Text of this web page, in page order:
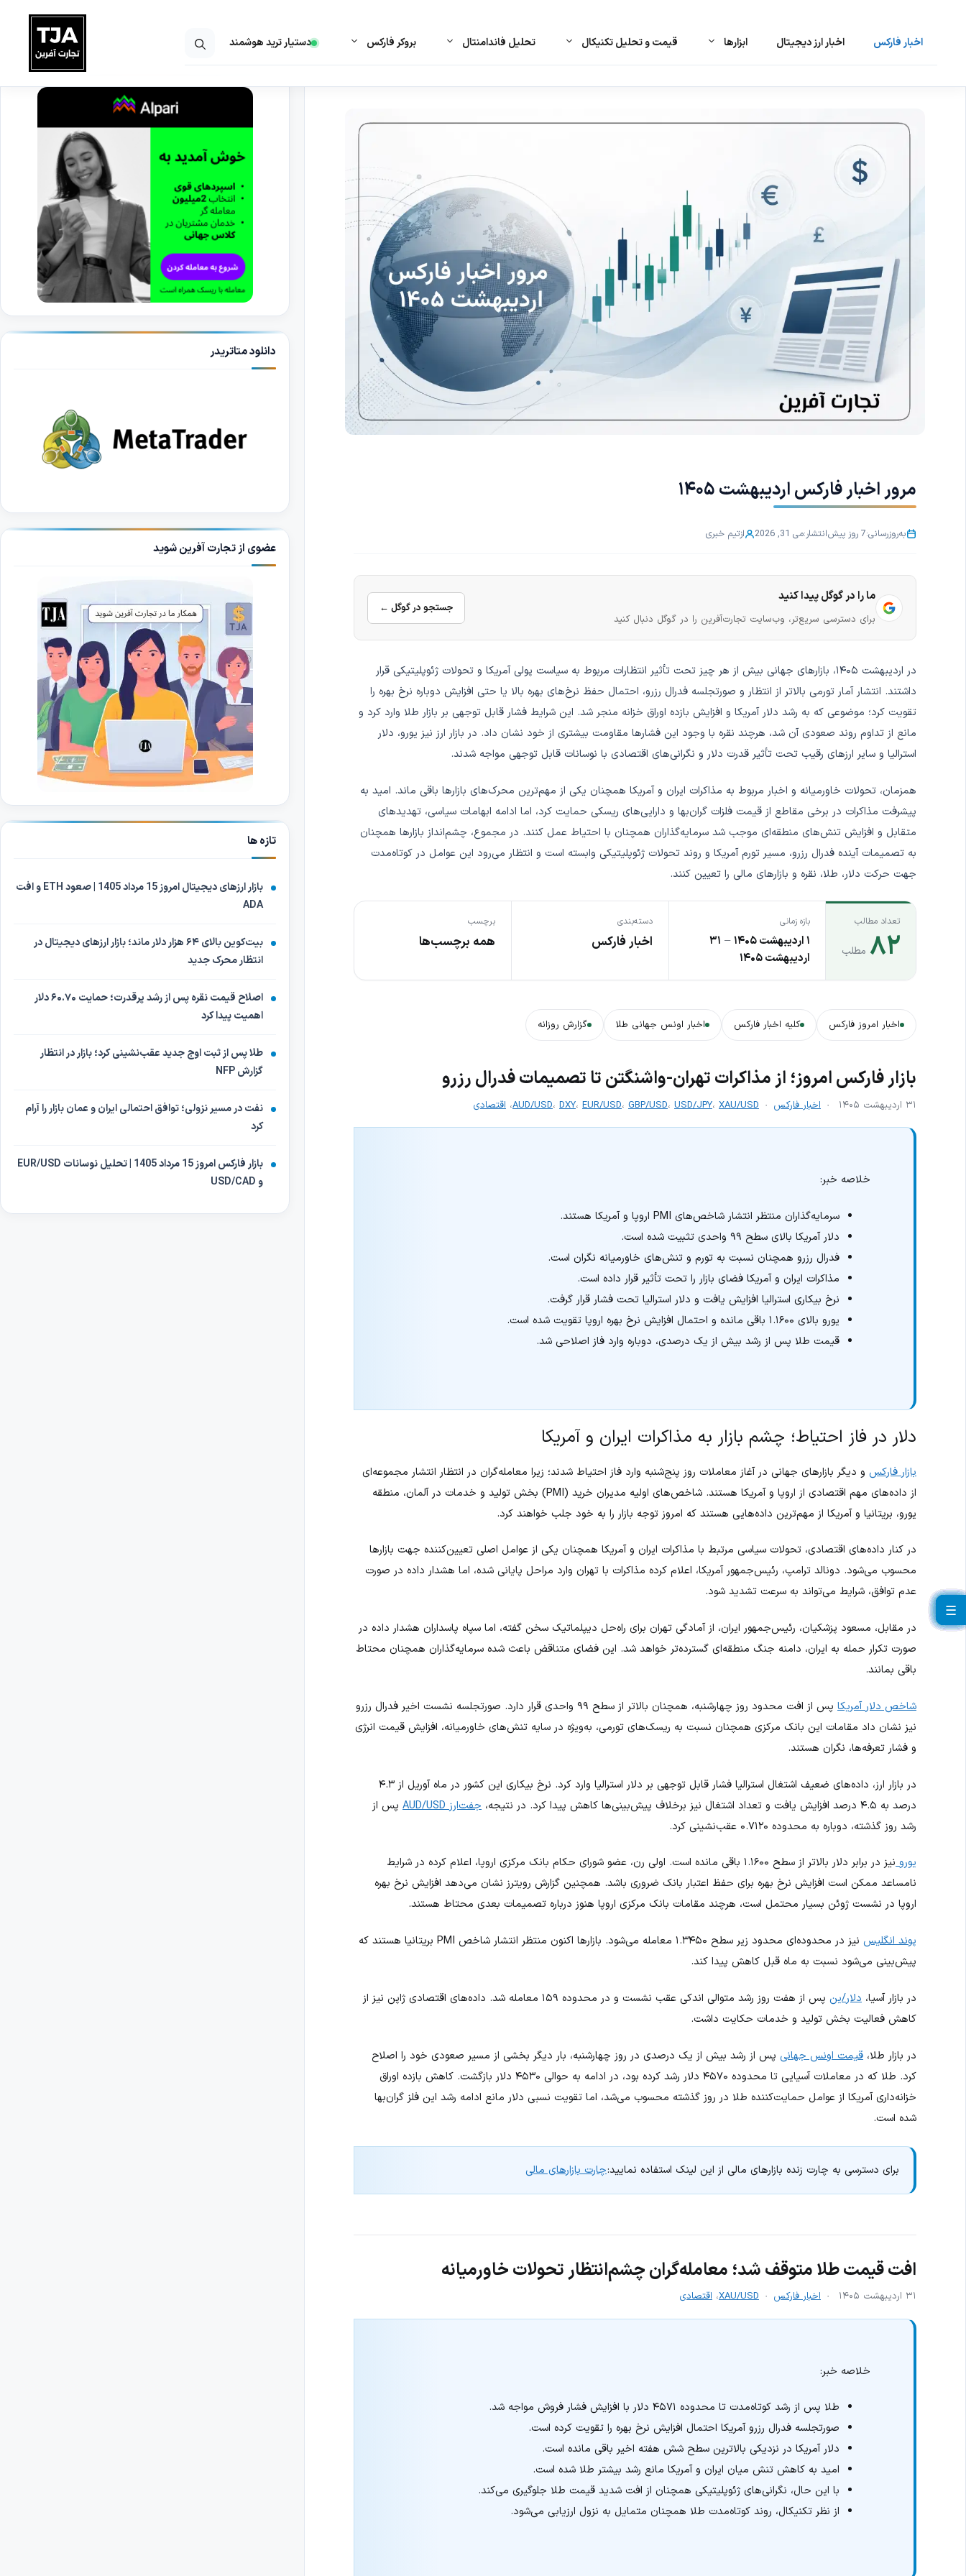
اخبار فارکس اخبار ارز دیجیتال ابزارها قیمت و تحلیل تکنیکال تحلیل فاندامنتال بروکر فارکس دستیار ترید هوشمند
مرور اخبار فارکس اردیبهشت ۱۴۰۵
به‌روزرسانی:7 روز پیش انتشار:می 31, 2026 ازتیم خبری
ما را در گوگل پیدا کنید
برای دسترسی سریع‌تر، وب‌سایت تجارت‌آفرین را در گوگل دنبال کنید
جستجو در گوگل ←
در اردیبهشت ۱۴۰۵، بازارهای جهانی بیش از هر چیز تحت تأثیر انتظارات مربوط به سیاست پولی آمریکا و تحولات ژئوپلیتیکی قرار
داشتند. انتشار آمار تورمی بالاتر از انتظار و صورتجلسه فدرال رزرو، احتمال حفظ نرخ‌های بهره بالا یا حتی افزایش دوباره نرخ بهره را
تقویت کرد؛ موضوعی که به رشد دلار آمریکا و افزایش بازده اوراق خزانه منجر شد. این شرایط فشار قابل توجهی بر بازار طلا وارد کرد و
مانع از تداوم روند صعودی آن شد، هرچند نقره با وجود این فشارها مقاومت بیشتری از خود نشان داد. در بازار ارز نیز یورو، دلار
استرالیا و سایر ارزهای رقیب تحت تأثیر قدرت دلار و نگرانی‌های اقتصادی با نوسانات قابل توجهی مواجه شدند.
همزمان، تحولات خاورمیانه و اخبار مربوط به مذاکرات ایران و آمریکا همچنان یکی از مهم‌ترین محرک‌های بازارها باقی ماند. امید به
پیشرفت مذاکرات در برخی مقاطع از قیمت فلزات گران‌بها و دارایی‌های ریسکی حمایت کرد، اما ادامه ابهامات سیاسی، تهدیدهای
متقابل و افزایش تنش‌های منطقه‌ای موجب شد سرمایه‌گذاران همچنان با احتیاط عمل کنند. در مجموع، چشم‌انداز بازارها همچنان
به تصمیمات آینده فدرال رزرو، مسیر تورم آمریکا و روند تحولات ژئوپلیتیکی وابسته است و انتظار می‌رود این عوامل در کوتاه‌مدت
جهت حرکت دلار، طلا، نقره و بازارهای مالی را تعیین کنند.
تعداد مطالب
۸۲ مطلب
بازه زمانی
۱ اردیبهشت ۱۴۰۵ – ۳۱
اردیبهشت ۱۴۰۵
دسته‌بندی
اخبار فارکس
برچسب
همه برچسب‌ها
اخبار امروز فارکس کلیه اخبار فارکس اخبار اونس جهانی طلا گزارش روزانه
بازار فارکس امروز؛ از مذاکرات تهران-واشنگتن تا تصمیمات فدرال رزرو
۳۱ اردیبهشت ۱۴۰۵ اخبار فارکس AUD/USD، DXY، EUR/USD، GBP/USD، USD/JPY، XAU/USD ، اقتصادی
خلاصه خبر:
سرمایه‌گذاران منتظر انتشار شاخص‌های PMI اروپا و آمریکا هستند.
دلار آمریکا بالای سطح ۹۹ واحدی تثبیت شده است.
فدرال رزرو همچنان نسبت به تورم و تنش‌های خاورمیانه نگران است.
مذاکرات ایران و آمریکا فضای بازار را تحت تأثیر قرار داده است.
نرخ بیکاری استرالیا افزایش یافت و دلار استرالیا تحت فشار قرار گرفت.
یورو بالای ۱.۱۶۰۰ باقی مانده و احتمال افزایش نرخ بهره اروپا تقویت شده است.
قیمت طلا پس از رشد بیش از یک درصدی، دوباره وارد فاز اصلاحی شد.
دلار در فاز احتیاط؛ چشم بازار به مذاکرات ایران و آمریکا
بازار فارکس و دیگر بازارهای جهانی در آغاز معاملات روز پنج‌شنبه وارد فاز احتیاط شدند؛ زیرا معامله‌گران در انتظار انتشار مجموعه‌ای
از داده‌های مهم اقتصادی از اروپا و آمریکا هستند. شاخص‌های اولیه مدیران خرید (PMI) بخش تولید و خدمات در آلمان، منطقه
یورو، بریتانیا و آمریکا از مهم‌ترین داده‌هایی هستند که امروز توجه بازار را به خود جلب خواهند کرد.
در کنار داده‌های اقتصادی، تحولات سیاسی مرتبط با مذاکرات ایران و آمریکا همچنان یکی از عوامل اصلی تعیین‌کننده جهت بازارها
محسوب می‌شود. دونالد ترامپ، رئیس‌جمهور آمریکا، اعلام کرده مذاکرات با تهران وارد مراحل پایانی شده، اما هشدار داده در صورت
عدم توافق، شرایط می‌تواند به سرعت تشدید شود.
در مقابل، مسعود پزشکیان، رئیس‌جمهور ایران، از آمادگی تهران برای راه‌حل دیپلماتیک سخن گفته، اما سپاه پاسداران هشدار داده در
صورت تکرار حمله به ایران، دامنه جنگ منطقه‌ای گسترده‌تر خواهد شد. این فضای متناقض باعث شده سرمایه‌گذاران همچنان محتاط
باقی بمانند.
شاخص دلار آمریکا
پس از افت محدود روز چهارشنبه، همچنان بالاتر از سطح ۹۹ واحدی قرار دارد. صورتجلسه نشست اخیر فدرال رزرو
نیز نشان داد مقامات این بانک مرکزی همچنان نسبت به ریسک‌های تورمی، به‌ویژه در سایه تنش‌های خاورمیانه، افزایش قیمت انرژی
و فشار تعرفه‌ها، نگران هستند.
در بازار ارز، داده‌های ضعیف اشتغال استرالیا فشار قابل توجهی بر دلار استرالیا وارد کرد. نرخ بیکاری این کشور در ماه آوریل از ۴.۳
درصد به ۴.۵ درصد افزایش یافت و تعداد اشتغال نیز برخلاف پیش‌بینی‌ها کاهش پیدا کرد. در نتیجه،
جفت‌ارز AUD/USD
پس از
رشد روز گذشته، دوباره به محدوده ۰.۷۱۲۰ عقب‌نشینی کرد.
یورو
نیز در برابر دلار بالاتر از سطح ۱.۱۶۰۰ باقی مانده است. اولی رن، عضو شورای حکام بانک مرکزی اروپا، اعلام کرده در شرایط
نامساعد ممکن است افزایش نرخ بهره برای حفظ اعتبار بانک ضروری باشد. همچنین گزارش رویترز نشان می‌دهد افزایش نرخ بهره
اروپا در نشست ژوئن بسیار محتمل است، هرچند مقامات بانک مرکزی اروپا هنوز درباره تصمیمات بعدی محتاط هستند.
پوند انگلیس
نیز در محدوده‌ای محدود زیر سطح ۱.۳۴۵۰ معامله می‌شود. بازارها اکنون منتظر انتشار شاخص PMI بریتانیا هستند که
پیش‌بینی می‌شود نسبت به ماه قبل کاهش پیدا کند.
در بازار آسیا، دلار/ین
پس از هفت روز رشد متوالی اندکی عقب نشست و در محدوده ۱۵۹ معامله شد. داده‌های اقتصادی ژاپن نیز از
کاهش فعالیت بخش تولید و خدمات حکایت داشت.
در بازار طلا، قیمت اونس جهانی پس از رشد بیش از یک درصدی در روز چهارشنبه، بار دیگر بخشی از مسیر صعودی خود را اصلاح
کرد. طلا که در معاملات آسیایی تا محدوده ۴۵۷۰ دلار رشد کرده بود، در ادامه به حوالی ۴۵۳۰ دلار بازگشت. کاهش بازده اوراق
خزانه‌داری آمریکا از عوامل حمایت‌کننده طلا در روز گذشته محسوب می‌شد، اما تقویت نسبی دلار مانع ادامه رشد این فلز گران‌بها
شده است.
برای دسترسی به چارت زنده بازارهای مالی از این لینک استفاده نمایید:چارت بازارهای مالی
☰
افت قیمت طلا متوقف شد؛ معامله‌گران چشم‌انتظار تحولات خاورمیانه
۳۱ اردیبهشت ۱۴۰۵ اخبار فارکس XAU/USD، اقتصادی
خلاصه خبر:
طلا پس از رشد کوتاه‌مدت تا محدوده ۴۵۷۱ دلار با افزایش فشار فروش مواجه شد.
صورتجلسه فدرال رزرو آمریکا احتمال افزایش نرخ بهره را تقویت کرده است.
دلار آمریکا در نزدیکی بالاترین سطح شش هفته اخیر باقی مانده است.
امید به کاهش تنش میان ایران و آمریکا مانع رشد بیشتر طلا شده است.
با این حال، نگرانی‌های ژئوپلیتیکی همچنان از افت شدید قیمت طلا جلوگیری می‌کند.
از نظر تکنیکال، روند کوتاه‌مدت طلا همچنان متمایل به نزول ارزیابی می‌شود.
☰
☰
☰
☰
☰
☰
☰
☰
☰
☰
☰
☰
☰
☰
☰
☰
☰
☰
☰
دانلود متاتریدر
عضوی از تجارت آفرین شوید
تازه ها
بازار ارزهای دیجیتال امروز 15 مرداد 1405 | صعود ETH و افت
ADA
بیت‌کوین بالای ۶۴ هزار دلار ماند؛ بازار ارزهای دیجیتال در
انتظار محرک جدید
اصلاح قیمت نقره پس از رشد پرقدرت؛ حمایت ۶۰.۷۰ دلار
اهمیت پیدا کرد
طلا پس از ثبت اوج جدید عقب‌نشینی کرد؛ بازار در انتظار
گزارش NFP
نفت در مسیر نزولی؛ توافق احتمالی ایران و عمان بازار را آرام
کرد
بازار فارکس امروز 15 مرداد 1405 | تحلیل نوسانات EUR/USD
و USD/CAD